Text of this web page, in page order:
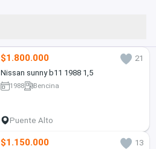
$1.800.000
21
Nissan sunny b11 1988 1,5
1988 Bencina
Puente Alto
$1.150.000
13